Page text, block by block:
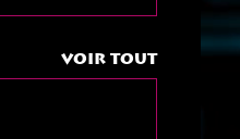
Voir tout